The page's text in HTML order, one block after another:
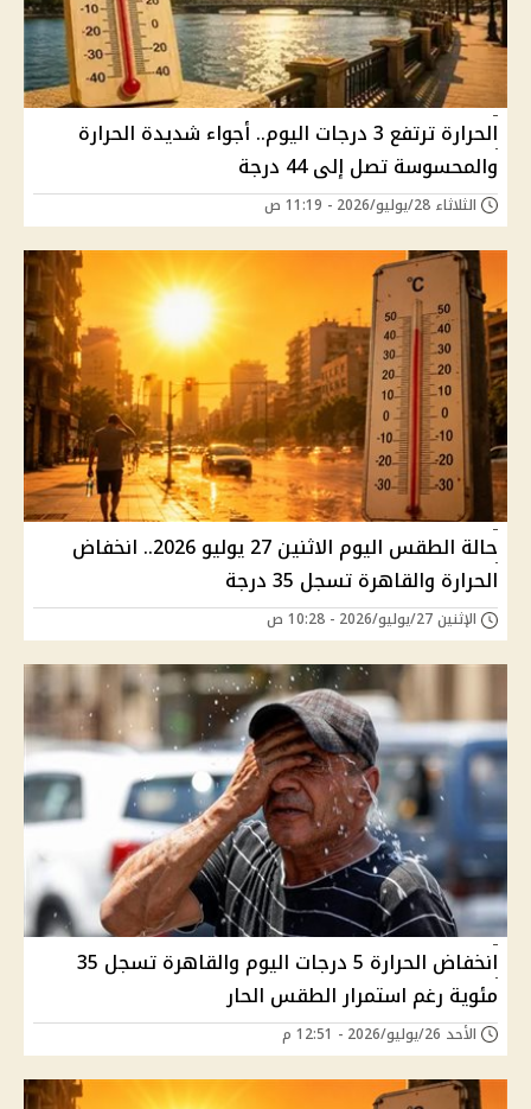
الحرارة ترتفع 3 درجات اليوم.. أجواء شديدة الحرارة
والمحسوسة تصل إلى 44 درجة
الثلاثاء 28/يوليو/2026 - 11:19 ص
حالة الطقس اليوم الاثنين 27 يوليو 2026.. انخفاض
الحرارة والقاهرة تسجل 35 درجة
الإثنين 27/يوليو/2026 - 10:28 ص
انخفاض الحرارة 5 درجات اليوم والقاهرة تسجل 35
مئوية رغم استمرار الطقس الحار
الأحد 26/يوليو/2026 - 12:51 م